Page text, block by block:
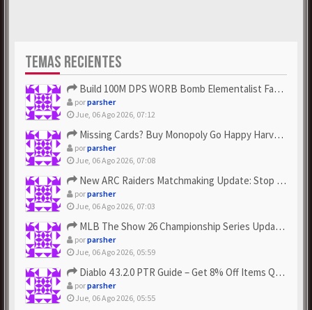
TEMAS RECIENTES
Build 100M DPS WORB Bomb Elementalist Fast - Grab POE Curren...
porparsher
Jue, 06 Ago 2026, 07:12
Missing Cards? Buy Monopoly Go Happy Harvest with Looney Tun...
porparsher
Jue, 06 Ago 2026, 07:08
New ARC Raiders Matchmaking Update: Stop Failed - Grab Bluep...
porparsher
Jue, 06 Ago 2026, 07:03
MLB The Show 26 Championship Series Update! Get Cheap & ...
porparsher
Jue, 06 Ago 2026, 05:59
Diablo 4 3.2.0 PTR Guide – Get 8% Off Items Quickly to Test ...
porparsher
Jue, 06 Ago 2026, 05:55